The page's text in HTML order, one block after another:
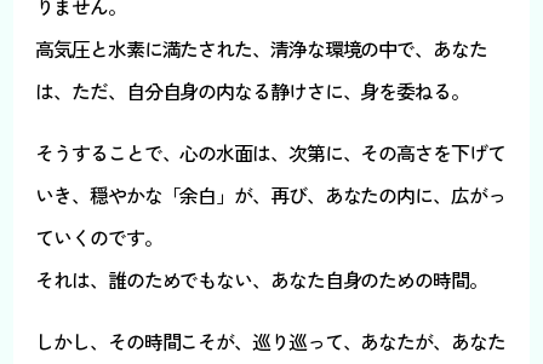
高気圧と水素に満たされた、清浄な環境の中で、あなた
は、ただ、自分自身の内なる静けさに、身を委ねる。
そうすることで、心の水面は、次第に、その高さを下げて
いき、穏やかな「余白」が、再び、あなたの内に、広がっ
ていくのです。
それは、誰のためでもない、あなた自身のための時間。
しかし、その時間こそが、巡り巡って、あなたが、あなた